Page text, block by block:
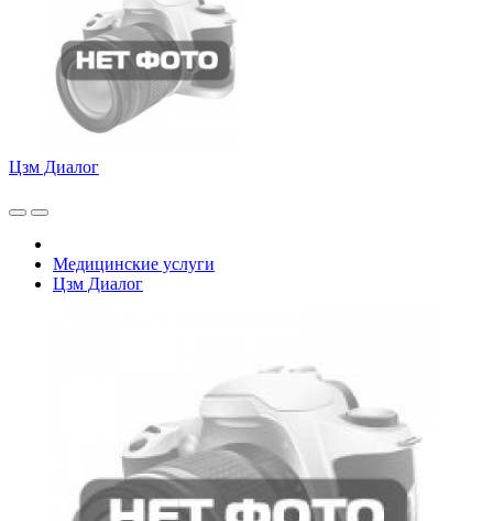
Цзм Диалог
Медицинские услуги
Цзм Диалог